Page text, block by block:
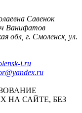
Савенок
Ванифатов
обл, г. Смоленск, ул.
i.ru
НА САЙТЕ, БЕЗ